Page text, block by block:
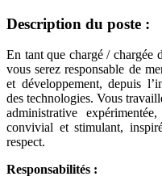
Description du poste :
En tant que chargé / chargée
vous serez responsable de
et développement, depuis
des technologies. Vous
administrative
convivial et stimulant,
respect.
Responsabilités :